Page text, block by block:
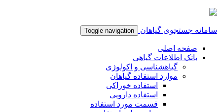
سامانه جستجوی گیاهان Toggle navigation
صفحه اصلی
بانک اطلاعات گیاهی
گیاهشناسی و اکولوژی
موارد استفاده گیاهان
استفاده خوراکی
استفاده دارویی
قسمت مورد استفاده